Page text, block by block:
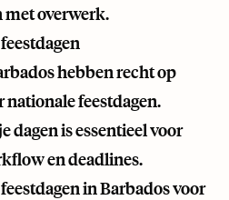
met overwerk.
hebben recht op
feestdagen.
dagen is essentieel voor
en deadlines.
in Barbados voor